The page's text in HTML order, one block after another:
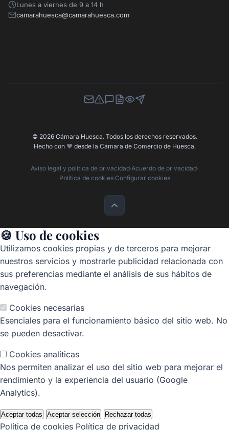
Lunes a viernes de 9 a 14 h
camarahuesca@camarahuesca.com
Newsletter
Canal de Denuncias
Buzón de Sugerencias
Perfil Contratante
Ley de Transparencia
Contacta con nosotros
© 2026 Cámara Huesca. Todos los derechos reservados.
Hecho con ❤️ desde la Cámara de Comercio de Huesca.
Aviso legal y política de privacidad·Acuerdo de privacidad·
Política de cookies·Configurar cookies
🍪 Uso de cookies
Utilizamos cookies propias y de terceros para mejorar
nuestros servicios y mostrarle publicidad relacionada con
sus preferencias mediante el análisis de sus hábitos de
navegación.
Cookies necesarias
Esenciales para el funcionamiento básico del sitio web. No
se pueden desactivar.
Cookies analíticas
Nos permiten analizar el uso del sitio web para mejorar el
rendimiento y la experiencia del usuario (Google
Analytics).
Aceptar todas Aceptar selección Rechazar todas
Política de cookies Política de privacidad